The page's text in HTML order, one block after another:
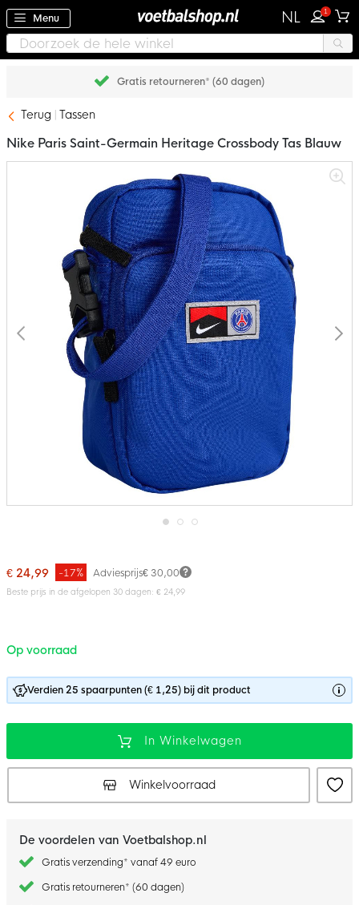
Menu NL 1
Gratis retourneren* (60 dagen)
Terug Tassen
begin
van
Nike Paris Saint-Germain Heritage Crossbody Tas Blauw
€ 24,99 Adviesprijs€ 30,00
-17%
Beste prijs in de afgelopen 30 dagen: € 24,99
Op voorraad
Verdien 25 spaarpunten (€ 1,25) bij dit product
In Winkelwagen
Winkelvoorraad
De voordelen van Voetbalshop.nl
Gratis verzending* vanaf 49 euro
Gratis retourneren* (60 dagen)